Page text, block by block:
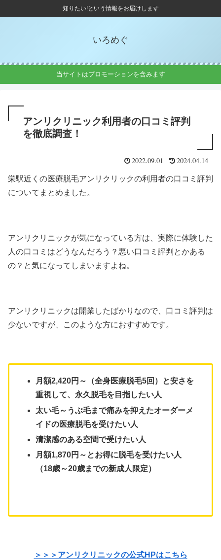
知りたい!という情報をお届けします
いろめぐ
当サイトはプロモーションを含みます
アンリクリニック利用者の口コミ評判
を徹底調査！
2022.09.01 2024.04.14
栄駅近くの医療脱毛アンリクリックの利用者の口コミ評判
についてまとめました。
アンリクリニックが気になっている方は、実際に体験した
人の口コミはどうなんだろう？悪い口コミ評判とかある
の？と気になってしまいますよね。
アンリクリニックは開業したばかりなので、口コミ評判は
少ないですが、このような方におすすめです。
月額2,420円～（全身医療脱毛5回）と安さを
重視して、永久脱毛を目指したい人
太い毛～うぶ毛まで痛みを抑えたオーダーメ
イドの医療脱毛を受けたい人
清潔感のある空間で受けたい人
月額1,870円～とお得に脱毛を受けたい人
（18歳～20歳までの新成人限定）
＞＞＞アンリクリニックの公式HPはこちら